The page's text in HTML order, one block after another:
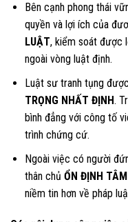
Bên cạnh phong thái
quyền và lợi ích của
LUẬT, kiểm soát được
ngoài vòng luật định.
Luật sư tranh tụng
TRỌNG NHẤT ĐỊNH.
bình đẳng với công tố
trình chứng cứ.
Ngoài việc có người
thân chủ ỔN ĐỊNH TÂM
niềm tin hơn về pháp